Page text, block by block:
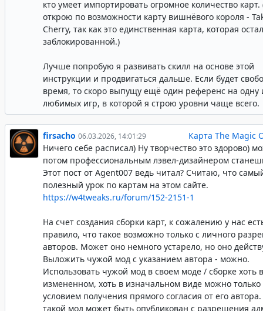
кто умеет импортировать огромное количество карт.
открою по возможности карту вишнёвого короля -
Cherry, так как это единственная карта, которая
заблокированной.)
Лучше попробую я развивать скилл на основе этой
инструкции и продвигаться дальше. Если будет
время, то скоро выпущу ещё один референс на одну
любимых игр, в которой я строю уровни чаще всего.
firsacho 06.03.2026, 14:01:29
Карта The Magic
Ничего себе расписал) Ну творчество это здорово)
потом профессиональным лэвел-дизайнером
Этот пост от Agent007 ведь читал? Считаю, что
полезный урок по картам на этом сайте.
https://w4tweaks.ru/forum/152-2151-1
На счет создания сборки карт, к сожалению у нас
правило, что такое возможно только с личного
авторов. Может оно немного устарело, но оно
Выложить чужой мод с указанием автора - можно.
Использовать чужой мод в своем моде / сборке хоть в
измененном, хоть в изначальном виде можно только
условием получения прямого согласия от его
такой мод может быть опубликован с разрешения